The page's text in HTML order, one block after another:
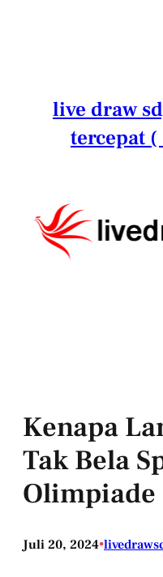
live draw
tercepat (
Kenapa
Tak Bela
Olimpiade
Juli 20, 2024•